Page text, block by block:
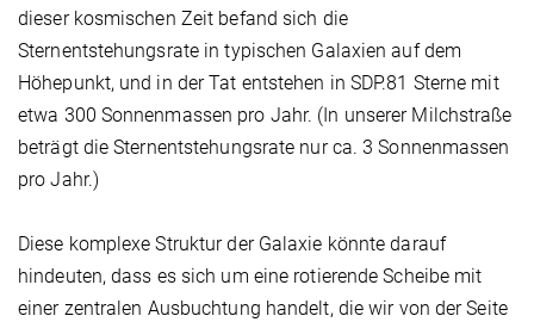
dieser kosmischen Zeit befand sich die
Sternentstehungsrate in typischen Galaxien auf dem
Höhepunkt, und in der Tat entstehen in SDP.81 Sterne mit
etwa 300 Sonnenmassen pro Jahr. (In unserer Milchstraße
beträgt die Sternentstehungsrate nur ca. 3 Sonnenmassen
pro Jahr.)
Diese komplexe Struktur der Galaxie könnte darauf
hindeuten, dass es sich um eine rotierende Scheibe mit
einer zentralen Ausbuchtung handelt, die wir von der Seite